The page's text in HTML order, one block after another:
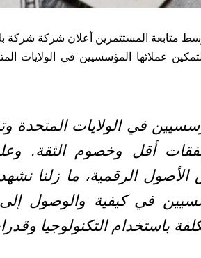
تداولات البيتكوين 11-08-2022 وسط متابعة المستثمرين
عملائها المؤسسيين في الولايات
في الولايات المتحدة
ونفقات أقل وخصوم الثقة.
الرقمية، ما زلنا نشهد
في كيفية والوصول
باستخدام التكنولوجيا